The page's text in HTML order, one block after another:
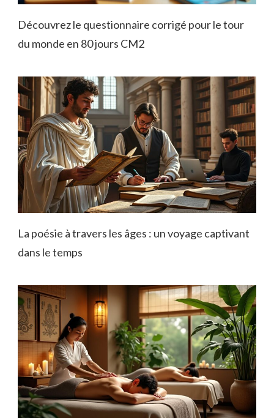
Découvrez le questionnaire corrigé pour le tour
du monde en 80 jours CM2
La poésie à travers les âges : un voyage captivant
dans le temps